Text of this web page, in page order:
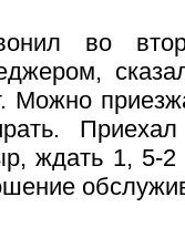
во
Можно
ждать 1, 5-2